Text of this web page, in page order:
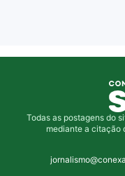
Todas as postagens do
mediante a citação